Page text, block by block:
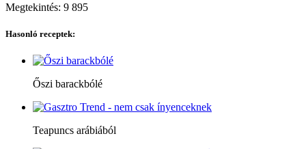
Megtekintés: 9 895
Hasonló receptek:
Őszi barackbólé
Teapuncs arábiából